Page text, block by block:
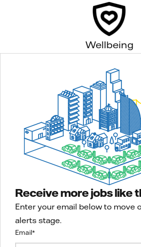
Wellbeing
Receive more jobs like
Enter your email below to move
alerts stage.
Email*